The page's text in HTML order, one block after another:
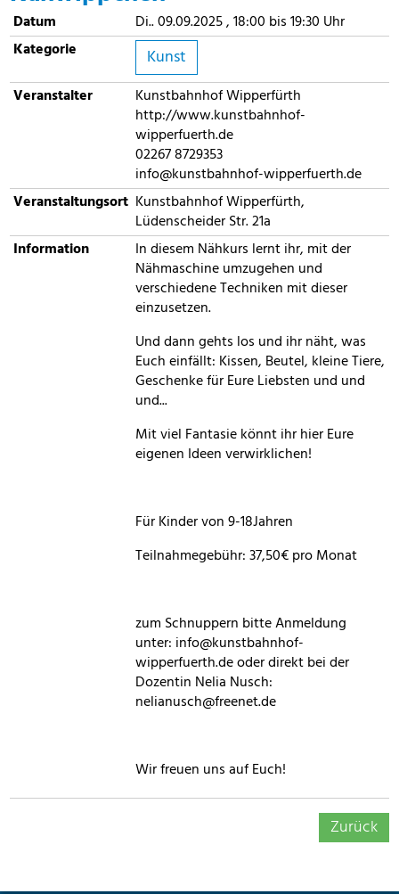
Datum
Di.. 09.09.2025 , 18:00 bis 19:30 Uhr
Kategorie
Kunst
Veranstalter
Kunstbahnhof Wipperfürth
http://www.kunstbahnhof-
wipperfuerth.de
02267 8729353
info@kunstbahnhof-wipperfuerth.de
Veranstaltungsort Kunstbahnhof Wipperfürth,
Lüdenscheider Str. 21a
Information
In diesem Nähkurs lernt ihr, mit der
Nähmaschine umzugehen und
verschiedene Techniken mit dieser
einzusetzen.
Und dann gehts los und ihr näht, was
Euch einfällt: Kissen, Beutel, kleine Tiere,
Geschenke für Eure Liebsten und und
und...
Mit viel Fantasie könnt ihr hier Eure
eigenen Ideen verwirklichen!
Für Kinder von 9-18Jahren
Teilnahmegebühr: 37,50€ pro Monat
zum Schnuppern bitte Anmeldung
unter: info@kunstbahnhof-
wipperfuerth.de oder direkt bei der
Dozentin Nelia Nusch:
nelianusch@freenet.de
Wir freuen uns auf Euch!
Zurück